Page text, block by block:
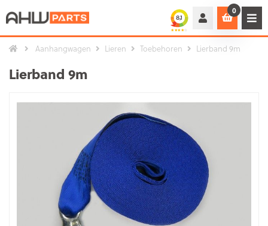
0
Aanhangwagen Lieren Toebehoren Lierband 9m
Lierband 9m